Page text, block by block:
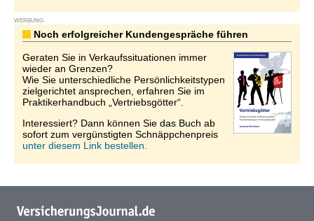
WERBUNG
Noch erfolgreicher Kundengespräche führen
Geraten Sie in Verkaufssituationen immer
wieder an Grenzen?
Wie Sie unterschiedliche Persönlichkeitstypen
zielgerichtet ansprechen, erfahren Sie im
Praktikerhandbuch „Vertriebsgötter“.
Interessiert? Dann können Sie das Buch ab
sofort zum vergünstigten Schnäppchenpreis
unter diesem Link bestellen.